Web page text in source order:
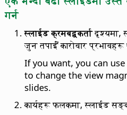
गर्न
स्लाईड क्रमबद्वकर्तादृश्यमा,
जुन तपाईँ कारोवार
If you want, you can
to change the view
slides.
कार्यहरू फलकमा, स्लाईड